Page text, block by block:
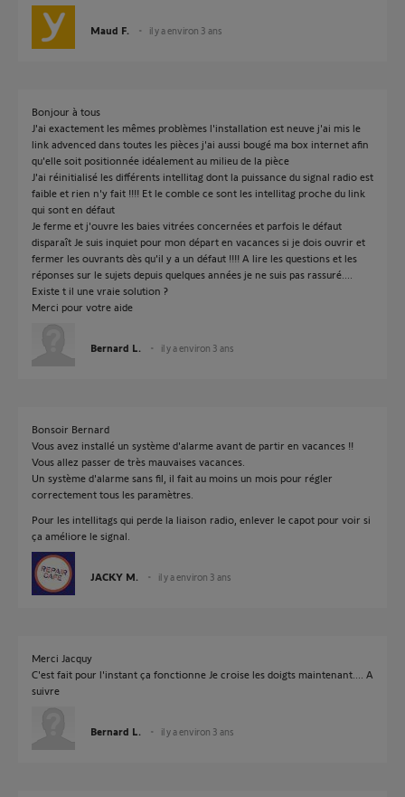
Maud F. il y a environ 3 ans
Bonjour à tous
J'ai exactement les mêmes problèmes l'installation est neuve j'ai mis le
link advenced dans toutes les pièces j'ai aussi bougé ma box internet afin
qu'elle soit positionnée idéalement au milieu de la pièce
J'ai réinitialisé les différents intellitag dont la puissance du signal radio est
faible et rien n'y fait !!!! Et le comble ce sont les intellitag proche du link
qui sont en défaut
Je ferme et j'ouvre les baies vitrées concernées et parfois le défaut
disparaît Je suis inquiet pour mon départ en vacances si je dois ouvrir et
fermer les ouvrants dès qu'il y a un défaut !!!! A lire les questions et les
réponses sur le sujets depuis quelques années je ne suis pas rassuré....
Existe t il une vraie solution ?
Merci pour votre aide
Bernard L. il y a environ 3 ans
Bonsoir Bernard
Vous avez installé un système d'alarme avant de partir en vacances !!
Vous allez passer de très mauvaises vacances.
Un système d'alarme sans fil, il fait au moins un mois pour régler
correctement tous les paramètres.
Pour les intellitags qui perde la liaison radio, enlever le capot pour voir si
ça améliore le signal.
JACKY M. il y a environ 3 ans
Merci Jacquy
C'est fait pour l'instant ça fonctionne Je croise les doigts maintenant.... A
suivre
Bernard L. il y a environ 3 ans